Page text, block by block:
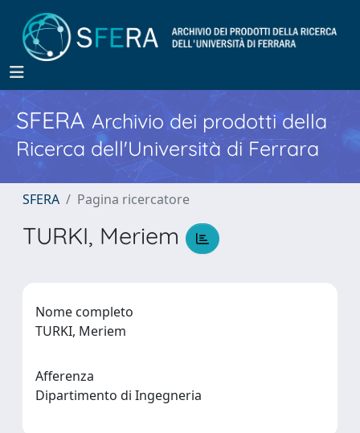
SFERA Archivio dei prodotti della
Ricerca dell'Università di Ferrara
SFERA Pagina ricercatore
TURKI, Meriem
Nome completo
TURKI, Meriem
Afferenza
Dipartimento di Ingegneria